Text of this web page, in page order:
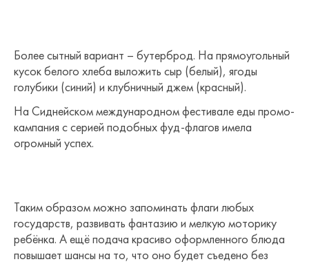
Более сытный вариант – бутерброд. На прямоугольный
кусок белого хлеба выложить сыр (белый), ягоды
голубики (синий) и клубничный джем (красный).
На Сиднейском международном фестивале еды промо-
кампания с серией подобных фуд-флагов имела
огромный успех.
Таким образом можно запоминать флаги любых
государств, развивать фантазию и мелкую моторику
ребёнка. А ещё подача красиво оформленного блюда
повышает шансы на то, что оно будет съедено без